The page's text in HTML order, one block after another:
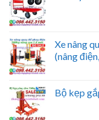
Xe nâng
(nâng
Bộ kẹp